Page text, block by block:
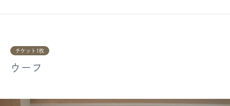
チケット1枚
ウーフ